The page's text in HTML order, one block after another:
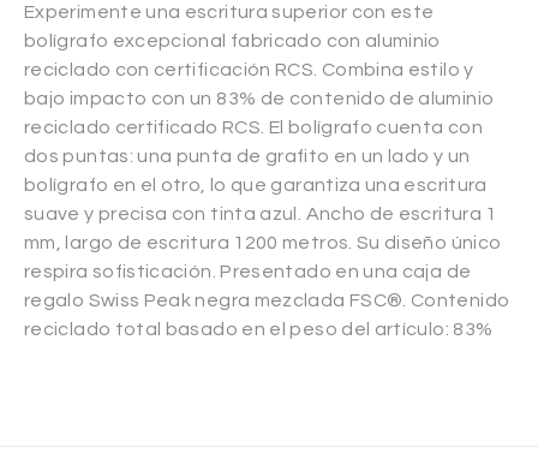
Experimente una escritura superior con este
bolígrafo excepcional fabricado con aluminio
reciclado con certificación RCS. Combina estilo y
bajo impacto con un 83% de contenido de aluminio
reciclado certificado RCS. El bolígrafo cuenta con
dos puntas: una punta de grafito en un lado y un
bolígrafo en el otro, lo que garantiza una escritura
suave y precisa con tinta azul. Ancho de escritura 1
mm, largo de escritura 1200 metros. Su diseño único
respira sofisticación. Presentado en una caja de
regalo Swiss Peak negra mezclada FSC®. Contenido
reciclado total basado en el peso del artículo: 83%